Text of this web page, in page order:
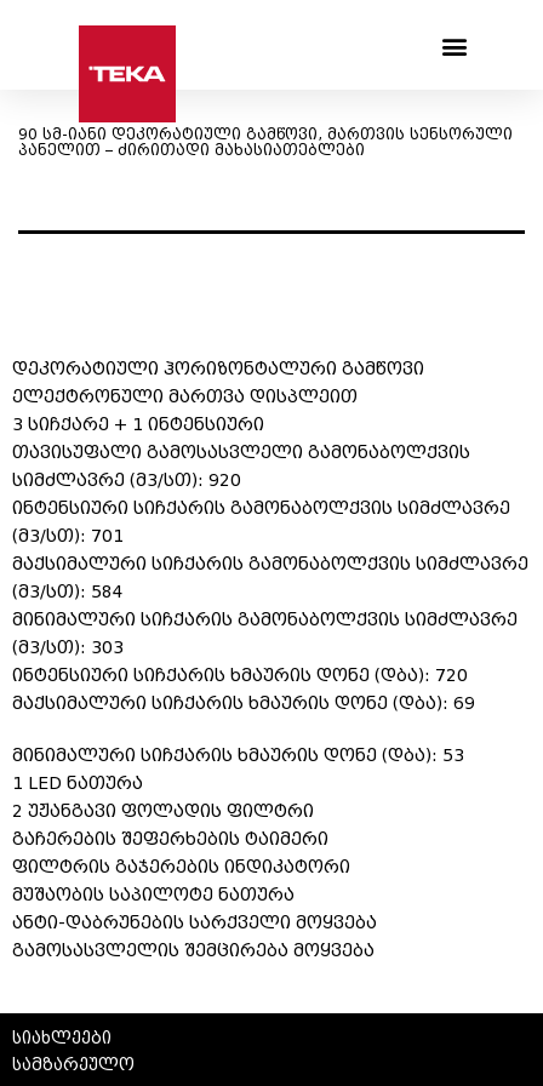
90 სმ-იანი დეკორატიული გამწოვი, მართვის სენსორული
პანელით – ძირითადი მახასიათებლები
დეკორატიული ჰორიზონტალური გამწოვი
ელექტრონული მართვა დისპლეით
3 სიჩქარე + 1 ინტენსიური
თავისუფალი გამოსასვლელი გამონაბოლქვის
სიმძლავრე (მ3/სთ): 920
ინტენსიური სიჩქარის გამონაბოლქვის სიმძლავრე
(მ3/სთ): 701
მაქსიმალური სიჩქარის გამონაბოლქვის სიმძლავრე
(მ3/სთ): 584
მინიმალური სიჩქარის გამონაბოლქვის სიმძლავრე
(მ3/სთ): 303
ინტენსიური სიჩქარის ხმაურის დონე (დბა): 720
მაქსიმალური სიჩქარის ხმაურის დონე (დბა): 69
მინიმალური სიჩქარის ხმაურის დონე (დბა): 53
1 LED ნათურა
2 უჟანგავი ფოლადის ფილტრი
გაჩერების შეფერხების ტაიმერი
ფილტრის გაჯერების ინდიკატორი
მუშაობის საპილოტე ნათურა
ანტი-დაბრუნების სარქველი მოყვება
გამოსასვლელის შემცირება მოყვება
სიახლეები
სამზარეულო